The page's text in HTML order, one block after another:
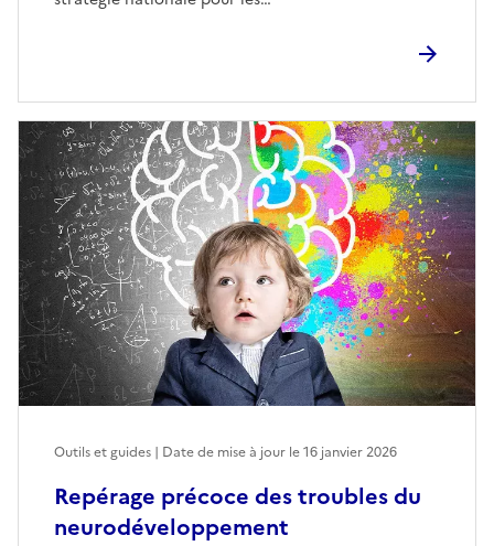
Repérage précoce des troubles du
neurodéveloppement
Outils et guides | Date de mise à jour le16 janvier 2026